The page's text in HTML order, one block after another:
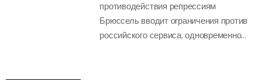
противодействия репрессиям
Брюссель вводит ограничения против
российского сервиса, одновременно...